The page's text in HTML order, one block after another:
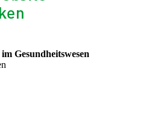
Gesundheitswesen